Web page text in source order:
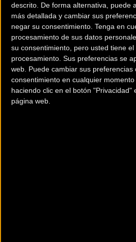
descrito. De forma alternativa, puede
más detallada y cambiar sus
negar su consentimiento. Tenga en
procesamiento de sus datos
su consentimiento, pero usted tiene
procesamiento. Sus preferencias se
web. Puede cambiar sus preferencias
consentimiento en cualquier
haciendo clic en el botón "Privacidad"
página web.
movilidad de la organización en
conviven junto a más de 600
mecánicos, fisioterapeutas y team
60 miembros del viaje de
El modeloLittium Ibizaes una
pensada para ejercer un uso
probarla en las arenas del desierto